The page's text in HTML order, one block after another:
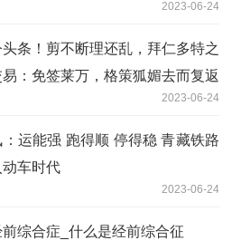
2023-06-24
条！剪不断理还乱，拜仁多特之
：免签莱万，格策狐媚去而复返
2023-06-24
运能强 跑得顺 停得稳 青藏铁路
车时代
2023-06-24
综合症_什么是经前综合征